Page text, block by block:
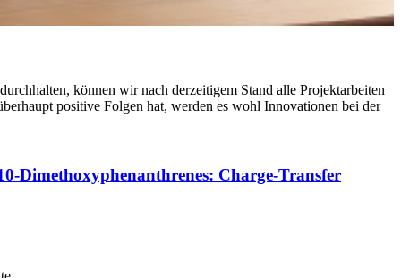
können wir nach derzeitigem Stand alle Projektarbeiten
positive Folgen hat, werden es wohl Innovationen bei der
Charge‐Transfer